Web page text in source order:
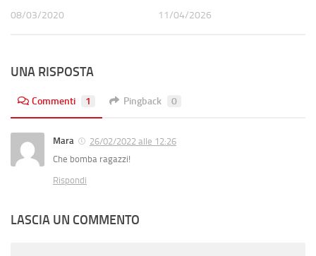
08/03/2020 11/04/2026
UNA RISPOSTA
Commenti 1 Pingback 0
Mara
26/02/2022 alle 12:26
Che bomba ragazzi!
Rispondi
LASCIA UN COMMENTO